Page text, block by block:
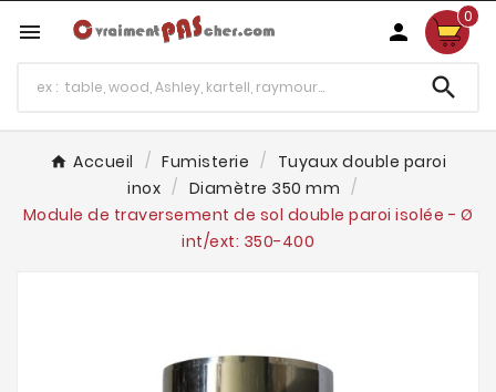
 
0

Accueil Fumisterie
Tuyaux double paroi
inox
Diamètre 350 mm
Module de traversement de sol double paroi isolée - Ø
int/ext: 350-400